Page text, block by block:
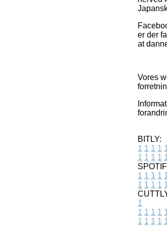
er der
at
Vores
BITLY:
1 1 1 1
1 1 1 1
1 1 1 1
1 1 1 1
1
1 1 1 1
1 1 1 1